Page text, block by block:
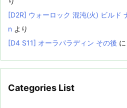
[D2R] ウォーロック 混沌(火) ビルド
n より
[D4 S11] オーラパラディン その後 に
Categories List